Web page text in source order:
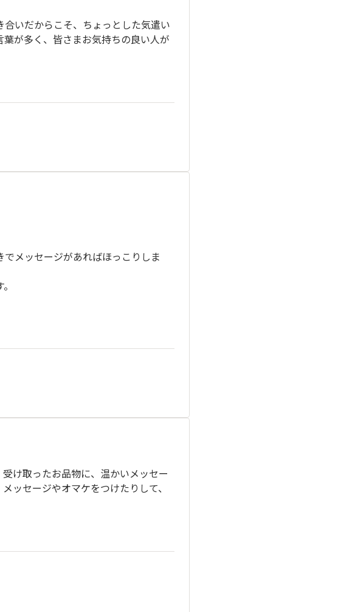
いだからこそ、ちょっとした気遣い
が多く、皆さまお気持ちの良い人が
メッセージがあればほっこりしま
け取ったお品物に、温かいメッセー
ッセージやオマケをつけたりして、